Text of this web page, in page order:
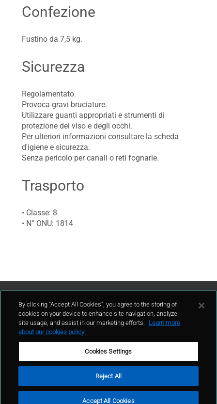
Confezione
Fustino da 7,5 kg.
Sicurezza
Regolamentato.
Provoca gravi bruciature.
Utilizzare guanti appropriati e strumenti di
protezione del viso e degli occhi.
Per ulteriori informazioni consultare la scheda
d'igiene e sicurezza.
Senza pericolo per canali o reti fognarie.
Trasporto
• Classe: 8
• N° ONU: 1814
Contattaci
Condizioni d'uso
Politica sulla privacy
Cookie policy
Mappa del sito
Segnalazioni Whistleblowing
By clicking “Accept All Cookies”, you agree to the storing of
cookies on your device to enhance site navigation, analyze
site usage, and assist in our marketing efforts.
Learn more
about our cookies policy
Cookies Settings
Reject All
Accept All Cookies